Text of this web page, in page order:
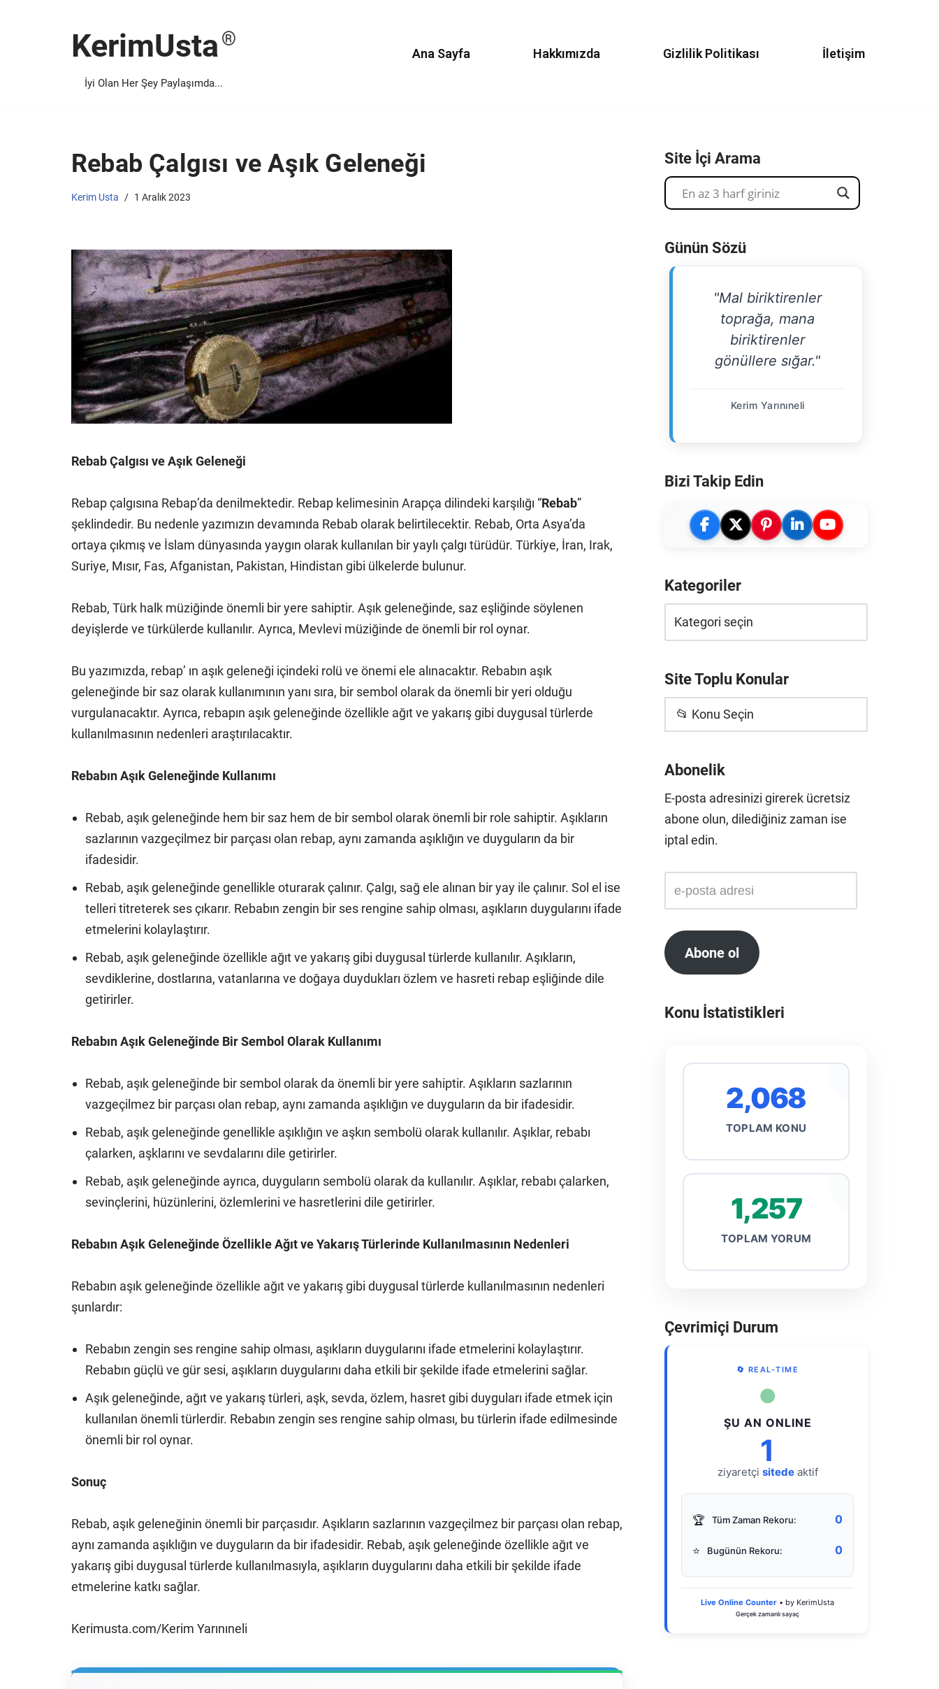
KerimUsta
İyi Olan Her Şey Paylaşımda...
Ana Sayfa Hakkımızda Gizlilik Politikası İletişim
Rebab Çalgısı ve Aşık Geleneği
Kerim Usta 1 Aralık 2023
Rebab Çalgısı ve Aşık Geleneği
Rebap çalgısına Rebap’da denilmektedir. Rebap kelimesinin Arapça dilindeki karşılığı “Rebab”
şeklindedir. Bu nedenle yazımızın devamında Rebab olarak belirtilecektir. Rebab, Orta Asya’da
ortaya çıkmış ve İslam dünyasında yaygın olarak kullanılan bir yaylı çalgı türüdür. Türkiye, İran, Irak,
Suriye, Mısır, Fas, Afganistan, Pakistan, Hindistan gibi ülkelerde bulunur.
Rebab, Türk halk müziğinde önemli bir yere sahiptir. Aşık geleneğinde, saz eşliğinde söylenen
deyişlerde ve türkülerde kullanılır. Ayrıca, Mevlevi müziğinde de önemli bir rol oynar.
Bu yazımızda, rebap’ ın aşık geleneği içindeki rolü ve önemi ele alınacaktır. Rebabın aşık
geleneğinde bir saz olarak kullanımının yanı sıra, bir sembol olarak da önemli bir yeri olduğu
vurgulanacaktır. Ayrıca, rebapın aşık geleneğinde özellikle ağıt ve yakarış gibi duygusal türlerde
kullanılmasının nedenleri araştırılacaktır.
Rebabın Aşık Geleneğinde Kullanımı
Rebab, aşık geleneğinde hem bir saz hem de bir sembol olarak önemli bir role sahiptir. Aşıkların
sazlarının vazgeçilmez bir parçası olan rebap, aynı zamanda aşıklığın ve duyguların da bir
ifadesidir.
Rebab, aşık geleneğinde genellikle oturarak çalınır. Çalgı, sağ ele alınan bir yay ile çalınır. Sol el ise
telleri titreterek ses çıkarır. Rebabın zengin bir ses rengine sahip olması, aşıkların duygularını ifade
etmelerini kolaylaştırır.
Rebab, aşık geleneğinde özellikle ağıt ve yakarış gibi duygusal türlerde kullanılır. Aşıkların,
sevdiklerine, dostlarına, vatanlarına ve doğaya duydukları özlem ve hasreti rebap eşliğinde dile
getirirler.
Rebabın Aşık Geleneğinde Bir Sembol Olarak Kullanımı
Rebab, aşık geleneğinde bir sembol olarak da önemli bir yere sahiptir. Aşıkların sazlarının
vazgeçilmez bir parçası olan rebap, aynı zamanda aşıklığın ve duyguların da bir ifadesidir.
Rebab, aşık geleneğinde genellikle aşıklığın ve aşkın sembolü olarak kullanılır. Aşıklar, rebabı
çalarken, aşklarını ve sevdalarını dile getirirler.
Rebab, aşık geleneğinde ayrıca, duyguların sembolü olarak da kullanılır. Aşıklar, rebabı çalarken,
sevinçlerini, hüzünlerini, özlemlerini ve hasretlerini dile getirirler.
Rebabın Aşık Geleneğinde Özellikle Ağıt ve Yakarış Türlerinde Kullanılmasının Nedenleri
Rebabın aşık geleneğinde özellikle ağıt ve yakarış gibi duygusal türlerde kullanılmasının nedenleri
şunlardır:
Rebabın zengin ses rengine sahip olması, aşıkların duygularını ifade etmelerini kolaylaştırır.
Rebabın güçlü ve gür sesi, aşıkların duygularını daha etkili bir şekilde ifade etmelerini sağlar.
Aşık geleneğinde, ağıt ve yakarış türleri, aşk, sevda, özlem, hasret gibi duyguları ifade etmek için
kullanılan önemli türlerdir. Rebabın zengin ses rengine sahip olması, bu türlerin ifade edilmesinde
önemli bir rol oynar.
Sonuç
Rebab, aşık geleneğinin önemli bir parçasıdır. Aşıkların sazlarının vazgeçilmez bir parçası olan rebap,
aynı zamanda aşıklığın ve duyguların da bir ifadesidir. Rebab, aşık geleneğinde özellikle ağıt ve
yakarış gibi duygusal türlerde kullanılmasıyla, aşıkların duygularını daha etkili bir şekilde ifade
etmelerine katkı sağlar.
Kerimusta.com/Kerim Yarınıneli
Site İçi Arama
Günün Sözü
"Mal biriktirenler
toprağa, mana
biriktirenler
gönüllere sığar."
Kerim Yarınıneli
Bizi Takip Edin
Kategoriler
Site Toplu Konular
📂 Konu Seçin
Abonelik
E-posta adresinizi girerek ücretsiz
abone olun, dilediğiniz zaman ise
iptal edin.
Abone ol
Konu İstatistikleri
2,068
TOPLAM KONU
1,257
TOPLAM YORUM
Çevrimiçi Durum
🔄 REAL-TIME
●
ŞU AN ONLINE
1
ziyaretçi sitedeaktif
🏆 Tüm Zaman Rekoru: 0
⭐ Bugünün Rekoru: 0
Live Online Counter • by KerimUsta
Gerçek zamanlı sayaç